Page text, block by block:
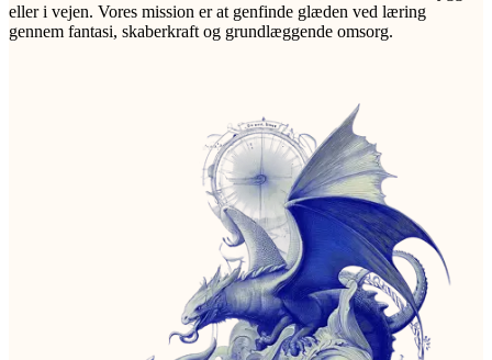
eller i vejen. Vores mission er at genfinde glæden ved læring
gennem fantasi, skaberkraft og grundlæggende omsorg.